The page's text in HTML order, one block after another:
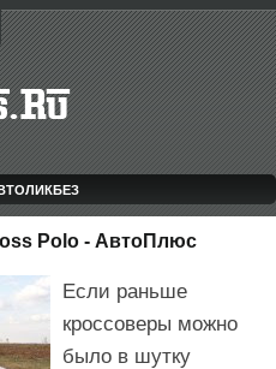
Polo - АвтоПлюс
Если раньше
кроссоверы можно
было в шутку